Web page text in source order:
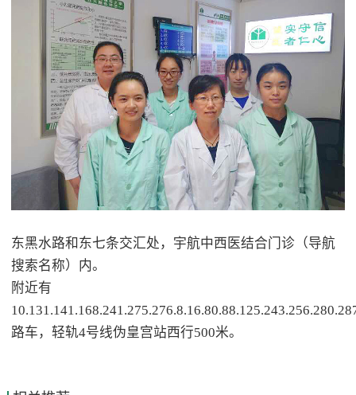
东黑水路和东七条交汇处，宇航中西医结合门诊（导航
搜索名称）内。
附近有
路车，轻轨4号线伪皇宫站西行500米。